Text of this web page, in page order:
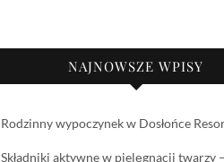
NAJNOWSZE WPISY
Rodzinny wypoczynek w Dosłońce
Składniki aktywne w pielęgnacji twarzy